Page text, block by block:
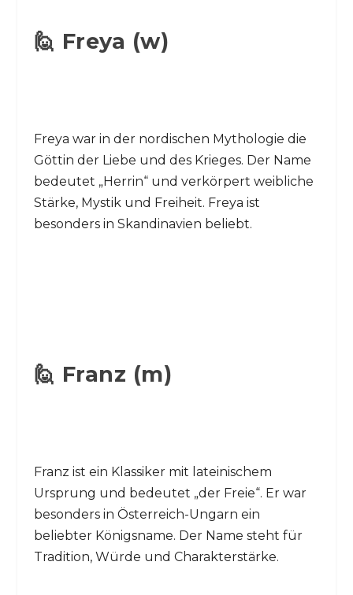
🙋 Freya (w)
Freya war in der nordischen Mythologie die
Göttin der Liebe und des Krieges. Der Name
bedeutet „Herrin“ und verkörpert weibliche
Stärke, Mystik und Freiheit. Freya ist
besonders in Skandinavien beliebt.
🙋 Franz (m)
Franz ist ein Klassiker mit lateinischem
Ursprung und bedeutet „der Freie“. Er war
besonders in Österreich-Ungarn ein
beliebter Königsname. Der Name steht für
Tradition, Würde und Charakterstärke.